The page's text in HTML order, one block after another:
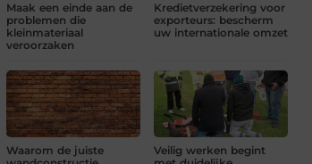
Maak een einde aan de
problemen die
kleinmateriaal
veroorzaken
Kredietverzekering voor
exporteurs: bescherm
uw internationale omzet
Waarom de juiste
Veilig werken begint